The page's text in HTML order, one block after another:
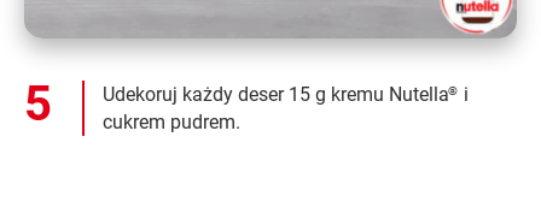
Udekoruj każdy deser 15 g kremu Nutella® i
cukrem pudrem.